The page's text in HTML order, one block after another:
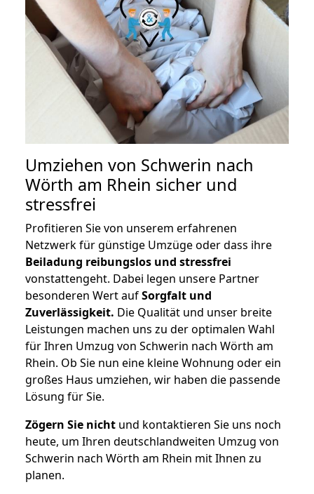
Umziehen von Schwerin nach
Wörth am Rhein sicher und
stressfrei
Profitieren Sie von unserem erfahrenen
Netzwerk für günstige Umzüge oder dass ihre
Beiladung reibungslos und stressfrei
vonstattengeht. Dabei legen unsere Partner
besonderen Wert aufSorgfalt und
Zuverlässigkeit. Die Qualität und unser breite
Leistungen machen uns zu der optimalen Wahl
für Ihren Umzug von Schwerin nach Wörth am
Rhein. Ob Sie nun eine kleine Wohnung oder ein
großes Haus umziehen, wir haben die passende
Lösung für Sie.
Zögern Sie nicht und kontaktieren Sie uns noch
heute, um Ihren deutschlandweiten Umzug von
Schwerin nach Wörth am Rhein mit Ihnen zu
planen.